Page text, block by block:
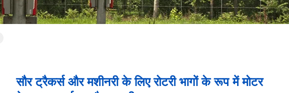
सौर ट्रैकर्स और मशीनरी के लिए रोटरी भागों के रूप में मोटर